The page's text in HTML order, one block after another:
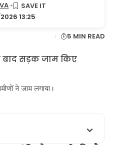
13:25
5 MIN READ
ने जाम लगाया।